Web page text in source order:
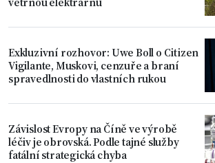
Exkluzivní rozhovor: Uwe Boll o Citizen
Vigilante, Muskovi, cenzuře a braní
spravedlnosti do vlastních rukou
Závislost Evropy na Číně ve výrobě
léčiv je obrovská. Podle tajné služby
fatální strategická chyba